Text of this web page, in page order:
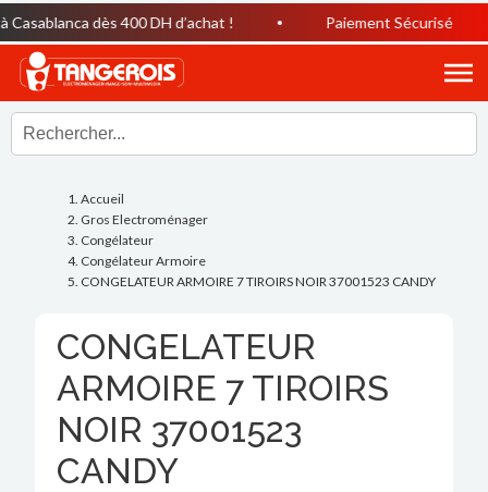
dès 400 DH d’achat ! Paiement Sécurisé
Accueil
Gros Electroménager
Congélateur
Congélateur Armoire
CONGELATEUR ARMOIRE 7 TIROIRS NOIR 37001523 CANDY
CONGELATEUR
ARMOIRE 7 TIROIRS
NOIR 37001523
CANDY